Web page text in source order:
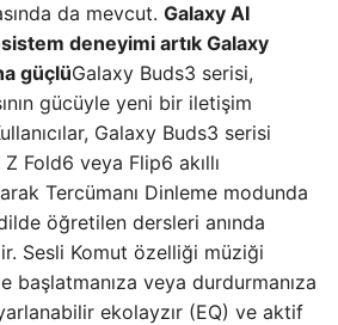
da mevcut. Galaxy AI
deneyimi artık Galaxy
güçlüGalaxy Buds3 serisi,
gücüyle yeni bir iletişim
Galaxy Buds3 serisi
Z Fold6 veya Flip6 akıllı
Tercümanı Dinleme modunda
öğretilen dersleri anında
Sesli Komut özelliği müziği
başlatmanıza veya durdurmanıza
ekolayzır (EQ) ve aktif